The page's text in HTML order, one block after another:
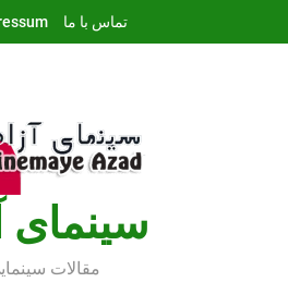
تماس با ما
سينماى
مقالات